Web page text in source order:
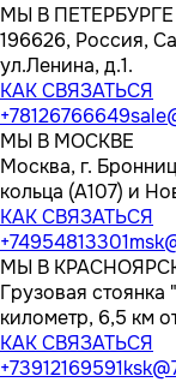
МЫ В ПЕТЕРБУРГЕ
196626, Россия,
ул.Ленина, д.1.
КАК СВЯЗАТЬСЯ
+78126766649
МЫ В МОСКВЕ
Москва, г.
кольца (А107) и
КАК СВЯЗАТЬСЯ
+74954813301
МЫ В
Грузовая
километр, 6,5 км
КАК СВЯЗАТЬСЯ
+73912169591